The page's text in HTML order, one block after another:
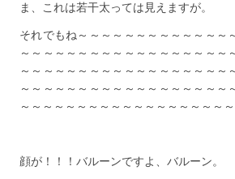
ま、これは若干太っては見えますが。
それでもね～～～～～～～～～～～～～
～～～～～～～～～～～～～～～～～～
～～～～～～～～～～～～～～～～～～
～～～～～～～～～～～～～～～～～～
～～～～～～～～～～～～～～～～～～
顔が！！！バルーンですよ、バルーン。